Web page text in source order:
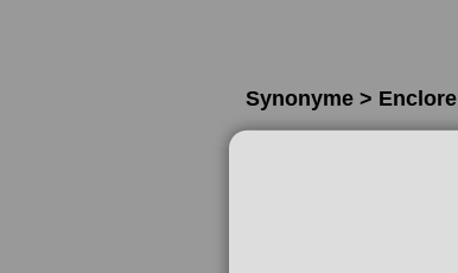
Synonyme > Enclore